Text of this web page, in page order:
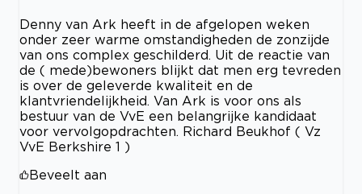
Denny van Ark heeft in de afgelopen weken
onder zeer warme omstandigheden de zonzijde
van ons complex geschilderd. Uit de reactie van
de ( mede)bewoners blijkt dat men erg tevreden
is over de geleverde kwaliteit en de
klantvriendelijkheid. Van Ark is voor ons als
bestuur van de VvE een belangrijke kandidaat
voor vervolgopdrachten. Richard Beukhof ( Vz
VvE Berkshire 1 )
Beveelt aan